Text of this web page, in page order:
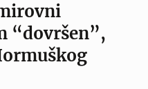
“dovršen”,